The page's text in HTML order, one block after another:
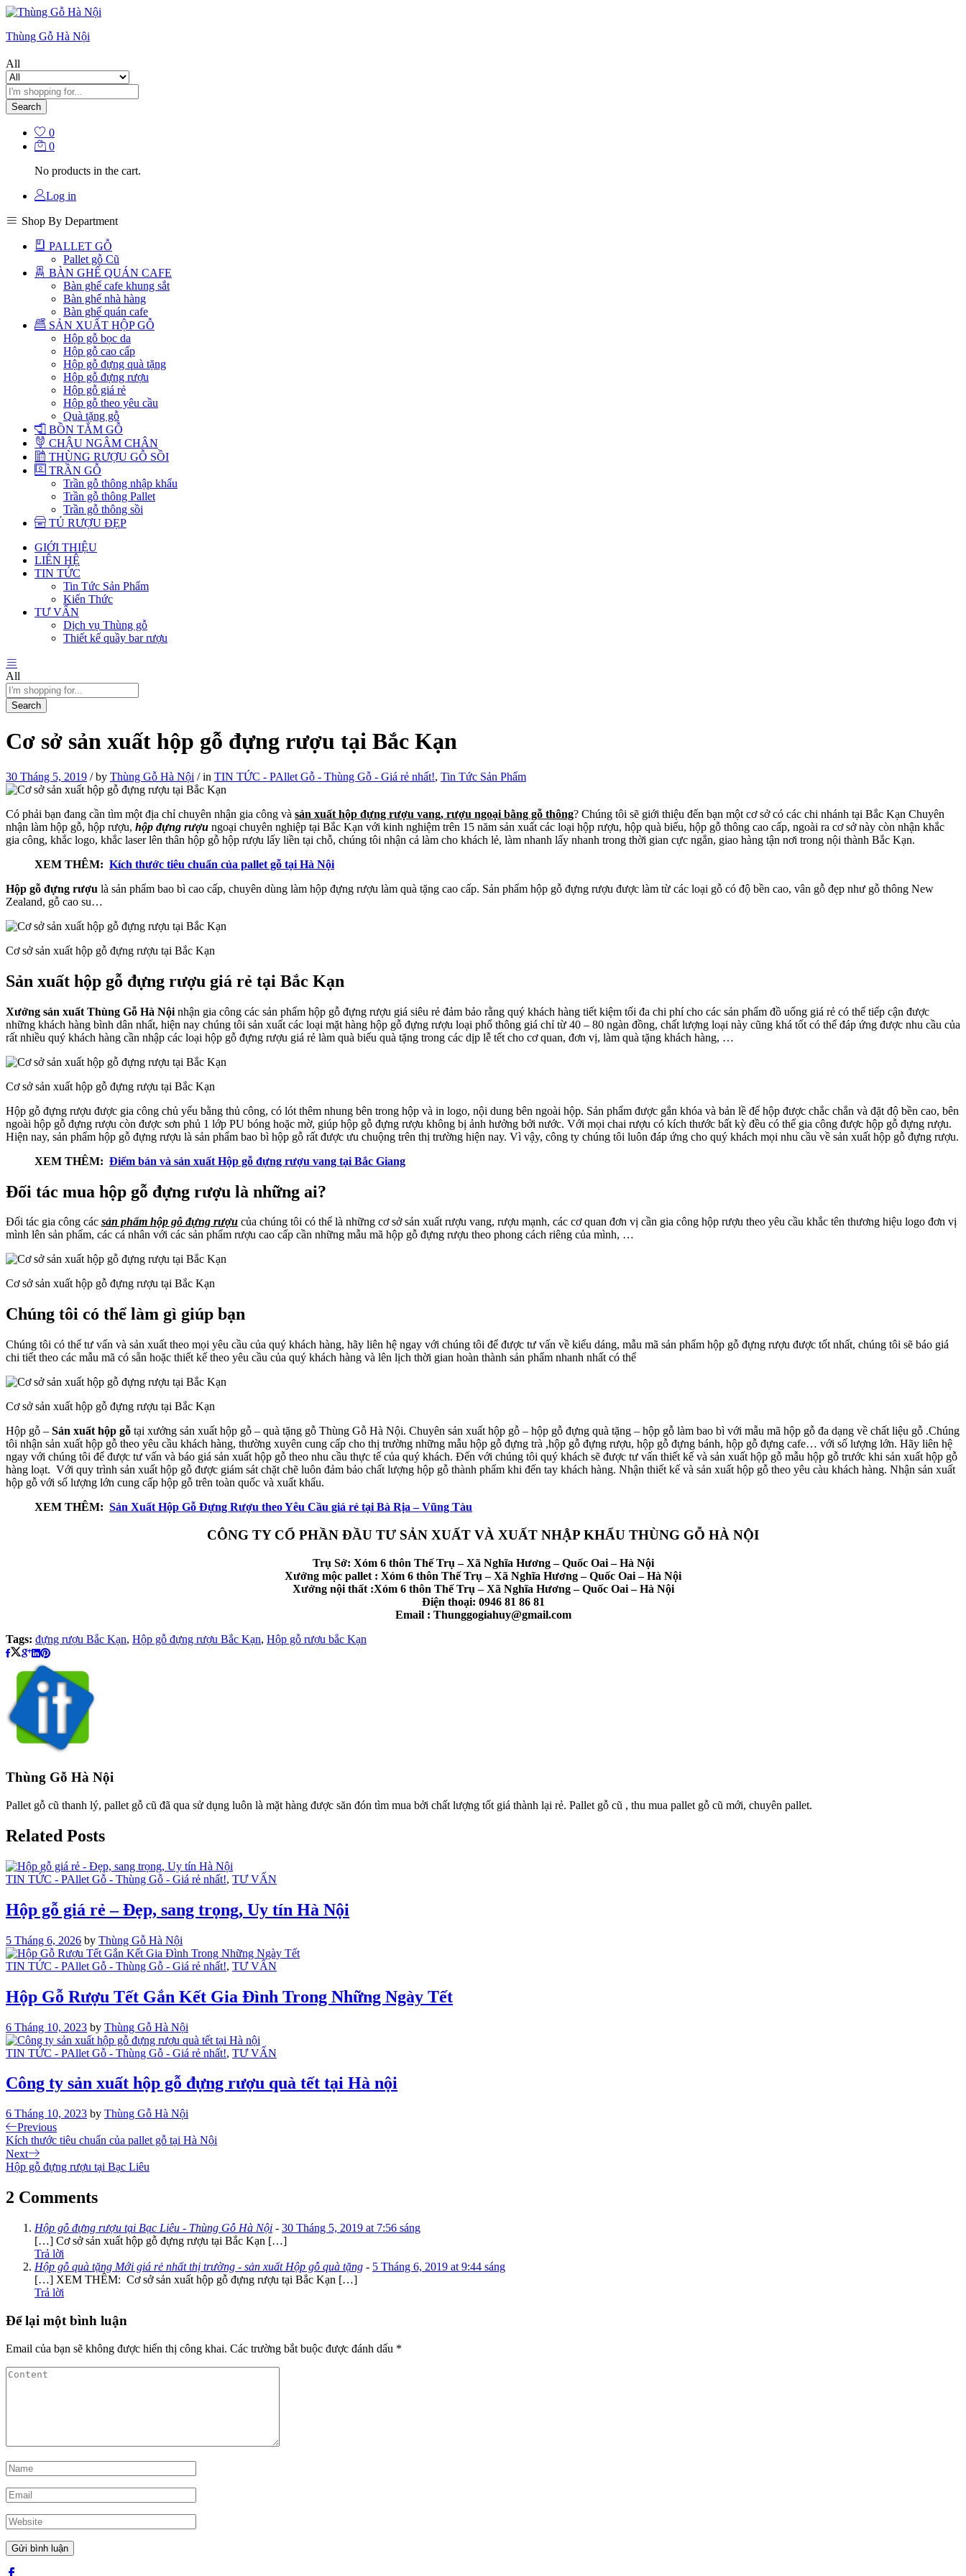
Thùng Gỗ Hà Nội
All
Search
0
0
No products in the cart.
Log in
Shop By Department
PALLET GỖ
Pallet gỗ Cũ
BÀN GHẾ QUÁN CAFE
Bàn ghế cafe khung sắt
Bàn ghế nhà hàng
Bàn ghế quán cafe
SẢN XUẤT HỘP GỖ
Hộp gỗ bọc da
Hộp gỗ cao cấp
Hộp gỗ đựng quà tặng
Hộp gỗ đựng rượu
Hộp gỗ giá rẻ
Hộp gỗ theo yêu cầu
Quà tặng gỗ
BỒN TẮM GỖ
CHẬU NGÂM CHÂN
THÙNG RƯỢU GỖ SỒI
TRẦN GỖ
Trần gỗ thông nhập khẩu
Trần gỗ thông Pallet
Trần gỗ thông sồi
TỦ RƯỢU ĐẸP
GIỚI THIỆU
LIÊN HỆ
TIN TỨC
Tin Tức Sản Phẩm
Kiến Thức
TƯ VẤN
Dịch vụ Thùng gỗ
Thiết kế quầy bar rượu
All
Search
Cơ sở sản xuất hộp gỗ đựng rượu tại Bắc Kạn
30 Tháng 5, 2019 /by Thùng Gỗ Hà Nội /in TIN TỨC - PAllet Gỗ - Thùng Gỗ - Giá rẻ nhất!, Tin Tức Sản Phẩm
Có phải bạn đang cần tìm một địa chỉ chuyên nhận gia công và sản xuất hộp đựng rượu vang, rượu ngoại bằng gỗ thông? Chúng tôi sẽ giới thiệu đến bạn một cơ sở có các chi nhánh tại Bắc Kạn Chuyên
nhận làm hộp gỗ, hộp rượu, hộp đựng rượu ngoại chuyên nghiệp tại Bắc Kạn với kinh nghiệm trên 15 năm sản xuất các loại hộp rượu, hộp quà biếu, hộp gỗ thông cao cấp, ngoài ra cơ sở này còn nhận khắc
gia công, khắc logo, khắc laser lên thân hộp gỗ hộp rượu lấy liền tại chỗ, chúng tôi nhận cả làm cho khách lẻ, làm nhanh lấy nhanh trong thời gian cực ngắn, giao hàng tận nơi trong nội thành Bắc Kạn.
XEM THÊM: Kích thước tiêu chuẩn của pallet gỗ tại Hà Nội
Hộp gỗ đựng rượu là sản phẩm bao bì cao cấp, chuyên dùng làm hộp đựng rượu làm quà tặng cao cấp. Sản phẩm hộp gỗ đựng rượu được làm từ các loại gỗ có độ bền cao, vân gỗ đẹp như gỗ thông New
Zealand, gỗ cao su…
Cơ sở sản xuất hộp gỗ đựng rượu tại Bắc Kạn
Sản xuất hộp gỗ đựng rượu giá rẻ tại Bắc Kạn
Xưởng sản xuất Thùng Gỗ Hà Nội nhận gia công các sản phẩm hộp gỗ đựng rượu giá siêu rẻ đảm bảo rằng quý khách hàng tiết kiệm tối đa chi phí cho các sản phẩm đồ uống giá rẻ có thể tiếp cận được
những khách hàng bình dân nhất, hiện nay chúng tôi sản xuất các loại mặt hàng hộp gỗ đựng rượu loại phổ thông giá chỉ từ 40 – 80 ngàn đồng, chất lượng loại này cũng khá tốt có thể đáp ứng được nhu cầu của
rất nhiều quý khách hàng cần nhập các loại hộp gỗ đựng rượu giá rẻ làm quà biếu quà tặng trong các dịp lễ tết cho cơ quan, đơn vị, làm quà tặng khách hàng, …
Cơ sở sản xuất hộp gỗ đựng rượu tại Bắc Kạn
Hộp gỗ đựng rượu được gia công chủ yếu bằng thủ công, có lót thêm nhung bên trong hộp và in logo, nội dung bên ngoài hộp. Sản phẩm được gắn khóa và bản lề để hộp được chắc chắn và đặt độ bền cao, bên
ngoài hộp gỗ đựng rượu còn được sơn phủ 1 lớp PU bóng hoặc mờ, giúp hộp gỗ đựng rượu không bị ảnh hưởng bởi nước. Với mọi chai rượu có kích thước bất kỳ đều có thể gia công được hộp gỗ đựng rượu.
Hiện nay, sản phẩm hộp gỗ đựng rượu là sản phẩm bao bì hộp gỗ rất được ưu chuộng trên thị trường hiện nay. Vì vậy, công ty chúng tôi luôn đáp ứng cho quý khách mọi nhu cầu về sản xuất hộp gỗ đựng rượu.
XEM THÊM: Điểm bán và sản xuất Hộp gỗ đựng rượu vang tại Bắc Giang
Đối tác mua hộp gỗ đựng rượu là những ai?
Đối tác gia công các sản phẩm hộp gỗ đựng rượu của chúng tôi có thể là những cơ sở sản xuất rượu vang, rượu mạnh, các cơ quan đơn vị cần gia công hộp rượu theo yêu cầu khắc tên thương hiệu logo đơn vị
mình lên sản phẩm, các cá nhân với các sản phẩm rượu cao cấp cần những mẫu mã hộp gỗ đựng rượu theo phong cách riêng của mình, …
Cơ sở sản xuất hộp gỗ đựng rượu tại Bắc Kạn
Chúng tôi có thể làm gì giúp bạn
Chúng tôi có thể tư vấn và sản xuất theo mọi yêu cầu của quý khách hàng, hãy liên hệ ngay với chúng tôi để được tư vấn về kiểu dáng, mẫu mã sản phẩm hộp gỗ đựng rượu được tốt nhất, chúng tôi sẽ báo giá
chi tiết theo các mẫu mã có sẵn hoặc thiết kế theo yêu cầu của quý khách hàng và lên lịch thời gian hoàn thành sản phẩm nhanh nhất có thể
Cơ sở sản xuất hộp gỗ đựng rượu tại Bắc Kạn
Hộp gỗ – Sản xuất hộp gỗ tại xưởng sản xuất hộp gỗ – quà tặng gỗ Thùng Gỗ Hà Nội. Chuyên sản xuất hộp gỗ – hộp gỗ đựng quà tặng – hộp gỗ làm bao bì với mẫu mã hộp gỗ đa dạng về chất liệu gỗ .Chúng
tôi nhận sản xuất hộp gỗ theo yêu cầu khách hàng, thường xuyên cung cấp cho thị trường những mẫu hộp gỗ đựng trà ,hộp gỗ đựng rượu, hộp gỗ đựng bánh, hộp gỗ đựng cafe… với số lượng lớn. Hãy liên hệ
ngay với chúng tôi để được tư vấn và báo giá sản xuất hộp gỗ theo nhu cầu thực tế của quý khách. Đến với chúng tôi quý khách sẽ được tư vấn thiết kế và sản xuất hộp gỗ mẫu hộp gỗ trước khi sản xuất hộp gỗ
hàng loạt. Với quy trình sản xuất hộp gỗ được giám sát chặt chẽ luôn đảm bảo chất lượng hộp gỗ thành phẩm khi đến tay khách hàng. Nhận thiết kế và sản xuất hộp gỗ theo yêu càu khách hàng. Nhận sản xuất
hộp gỗ với số lượng lớn cung cấp hộp gỗ trên toàn quốc và xuất khẩu.
XEM THÊM: Sản Xuất Hộp Gỗ Đựng Rượu theo Yêu Cầu giá rẻ tại Bà Rịa – Vũng Tàu
CÔNG TY CỔ PHẦN ĐẦU TƯ SẢN XUẤT VÀ XUẤT NHẬP KHẨU THÙNG GỖ HÀ NỘI
Trụ Sở: Xóm 6 thôn Thế Trụ – Xã Nghĩa Hương – Quốc Oai – Hà Nội
Xưởng mộc pallet : Xóm 6 thôn Thế Trụ – Xã Nghĩa Hương – Quốc Oai – Hà Nội
Xưởng nội thất :Xóm 6 thôn Thế Trụ – Xã Nghĩa Hương – Quốc Oai – Hà Nội
Điện thoại: 0946 81 86 81
Email : Thunggogiahuy@gmail.com
Tags: đựng rượu Bắc Kạn, Hộp gỗ đựng rượu Bắc Kạn, Hộp gỗ rượu bắc Kạn
Thùng Gỗ Hà Nội
Pallet gỗ cũ thanh lý, pallet gỗ cũ đã qua sử dụng luôn là mặt hàng được săn đón tìm mua bởi chất lượng tốt giá thành lại rẻ. Pallet gỗ cũ , thu mua pallet gỗ cũ mới, chuyên pallet.
Related Posts
TIN TỨC - PAllet Gỗ - Thùng Gỗ - Giá rẻ nhất!, TƯ VẤN
Hộp gỗ giá rẻ – Đẹp, sang trọng, Uy tín Hà Nội
5 Tháng 6, 2026 by Thùng Gỗ Hà Nội
TIN TỨC - PAllet Gỗ - Thùng Gỗ - Giá rẻ nhất!, TƯ VẤN
Hộp Gỗ Rượu Tết Gắn Kết Gia Đình Trong Những Ngày Tết
6 Tháng 10, 2023 by Thùng Gỗ Hà Nội
TIN TỨC - PAllet Gỗ - Thùng Gỗ - Giá rẻ nhất!, TƯ VẤN
Công ty sản xuất hộp gỗ đựng rượu quà tết tại Hà nội
6 Tháng 10, 2023 by Thùng Gỗ Hà Nội
Điều
hướng
bài
viết
Previous
Post
Previous
Kích thước tiêu chuẩn của pallet gỗ tại Hà Nội
Next
Post
Next
Hộp gỗ đựng rượu tại Bạc Liêu
2 Comments
Hộp gỗ đựng rượu tại Bạc Liêu - Thùng Gỗ Hà Nội - 30 Tháng 5, 2019 at 7:56 sáng
[…] Cơ sở sản xuất hộp gỗ đựng rượu tại Bắc Kạn […]
Trả lời
Hộp gỗ quà tặng Mới giá rẻ nhất thị trường - sản xuất Hộp gỗ quà tặng - 5 Tháng 6, 2019 at 9:44 sáng
[…] XEM THÊM: Cơ sở sản xuất hộp gỗ đựng rượu tại Bắc Kạn […]
Trả lời
Để lại một bình luận
Email của bạn sẽ không được hiển thị công khai. Các trường bắt buộc được đánh dấu *